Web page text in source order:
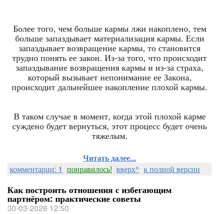
Более того, чем больше кармы лжи накоплено, тем
больше запаздывает материализация кармы. Если
запаздывает возвращение кармы, то становится
трудно понять ее закон. Из-за того, что происходит
запаздывание возвращения кармы и из-за страха,
который вызывает непонимание ее Закона,
происходит дальнейшее накопление плохой кармы.
В таком случае в момент, когда этой плохой карме
суждено будет вернуться, этот процесс будет очень
тяжелым.
Читать далее...
комментарии: 1 понравилось! вверх^ к полной версии
Как построить отношения с избегающим
партнёром: практические советы
30-03-2026 12:50